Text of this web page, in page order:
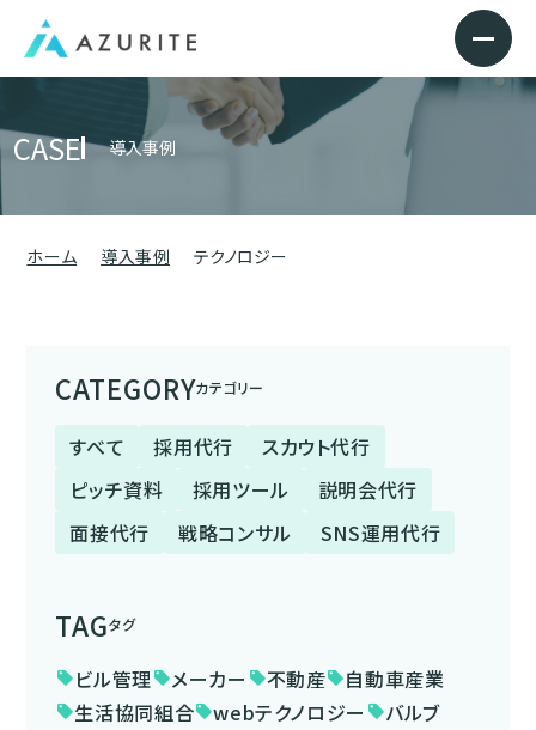
CASE 導入事例
ホーム 導入事例 テクノロジー
CATEGORYカテゴリー
すべて 採用代行
スカウト代行
ピッチ資料
採用ツール
説明会代行
面接代行
戦略コンサル SNS運用代行
TAGタグ
sell ビル管理sellメーカー sell不動産sell自動車産業
sell生活協同組合sellwebテクノロジー sellバルブ